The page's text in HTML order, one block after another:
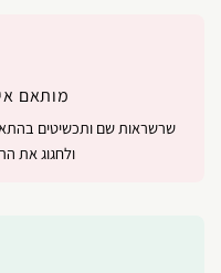
מותאם
שרשראות שם ותכשיטים
ולחגוג את